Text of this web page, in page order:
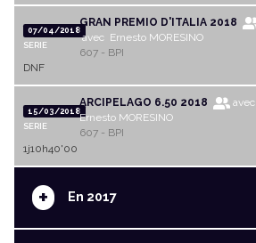
07/04/2018
SERIE
GRAN PREMIO D'ITALIA 2018
avec Ernesto MORESINO
607 - BPI
DNF
15/03/2018
SERIE
ARCIPELAGO 6.50 2018
avec
Ernesto MORESINO
607 - BPI
1j10h40'00
+ En 2017